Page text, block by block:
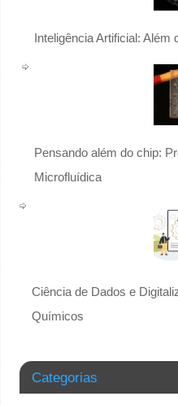
Inteligência Artificial: Além
Pensando além do chip:
Microfluídica
Ciência de Dados e
Químicos
Categorias